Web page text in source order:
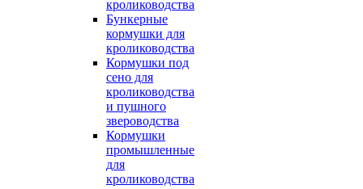
кролиководства
Бункерные
кормушки для
кролиководства
Кормушки под
сено для
кролиководства
и пушного
звероводства
Кормушки
промышленные
для
кролиководства